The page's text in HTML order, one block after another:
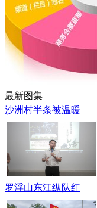
最新图集
沙洲村半条被温暖
罗浮山东江纵队红